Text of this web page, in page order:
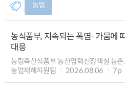
농업
농식품부, 지속되는 폭염·가뭄에
대응
농림축산식품부 농산업혁신정책실 농
농업재해지원팀
2026.08.06 7p